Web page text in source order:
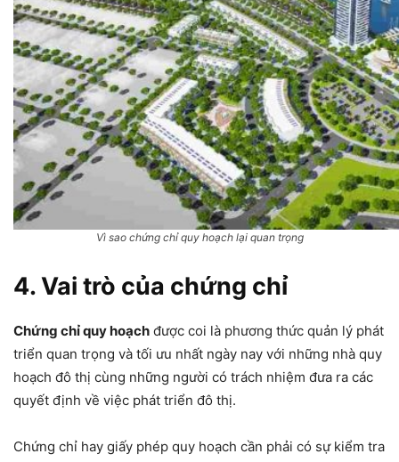
Vì sao chứng chỉ quy hoạch lại quan trọng
4. Vai trò của chứng chỉ
Chứng chỉ quy hoạch được coi là phương thức quản lý phát
triển quan trọng và tối ưu nhất ngày nay với những nhà quy
hoạch đô thị cùng những người có trách nhiệm đưa ra các
quyết định về việc phát triển đô thị.
Chứng chỉ hay giấy phép quy hoạch cần phải có sự kiểm tra